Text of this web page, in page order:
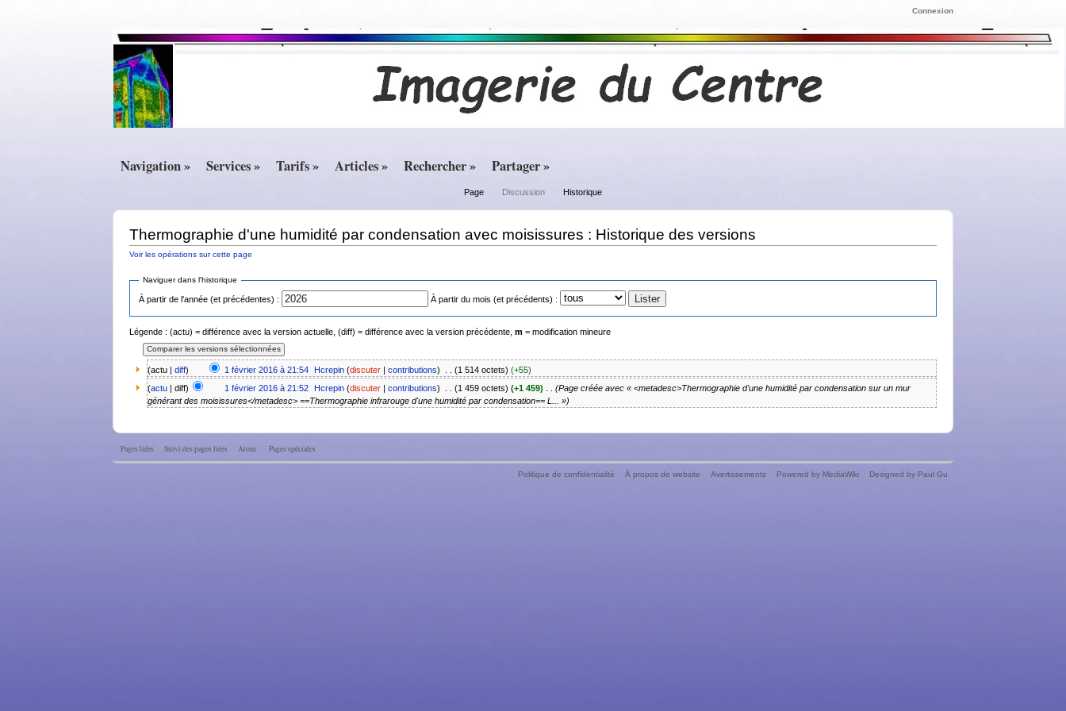
Connexion
Navigation » Services » Tarifs » Articles » Rechercher » Partager »
Page Discussion Historique
Thermographie d'une humidité par condensation avec moisissures : Historique des versions
Voir les opérations sur cette page
Naviguer dans l'historique
À partir de l'année (et précédentes) : À partir du mois (et précédents) :
Légende : (actu) = différence avec la version actuelle, (diff) = différence avec la version précédente, m = modification mineure
(actu | diff) 1 février 2016 à 21:54 Hcrepin (discuter |contributions) (1 514 octets) (+55)
(actu | diff) 1 février 2016 à 21:52 Hcrepin (discuter |contributions) (1 459 octets) (+1 459)
(Page créée avec « <metadesc>Thermographie d'une humidité par condensation sur un mur
générant des moisissures</metadesc> ==Thermographie infrarouge d'une humidité par condensation== L... »)
Pages liées Suivi des pages liées Atom Pages spéciales
Politique de confidentialité À propos de website Avertissements Powered by MediaWiki Designed by Paul Gu